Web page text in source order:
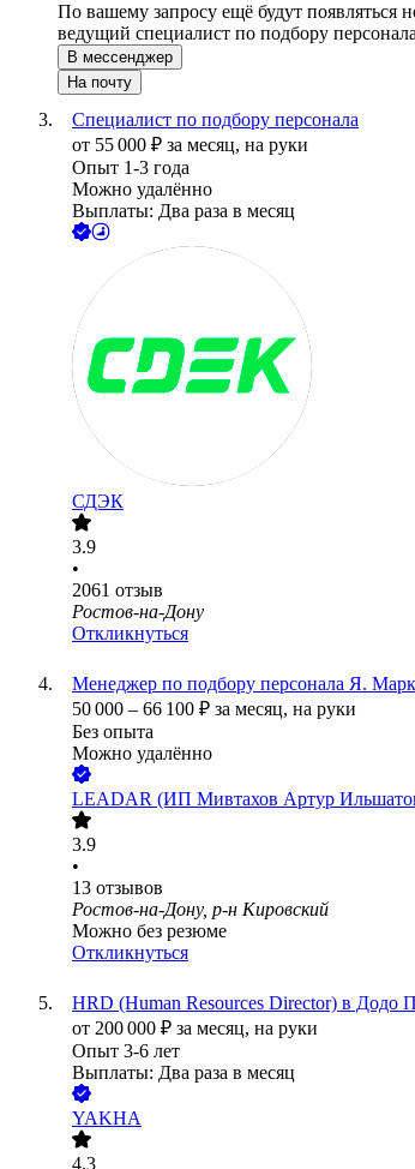
По вашему запросу ещё будут появляться
ведущий специалист по подбору персонала
В мессенджер
На почту
Специалист по подбору персонала
от 55 000 ₽ за месяц, на руки
Опыт 1-3 года
Можно удалённо
Выплаты: Два раза в месяц
СДЭК
3.9
•
2061 отзыв
Ростов-на-Дону
Откликнуться
Менеджер по подбору персонала Я.
50 000 – 66 100 ₽ за месяц, на руки
Без опыта
Можно удалённо
LEADAR (ИП Мивтахов Артур
3.9
•
13 отзывов
Ростов-на-Дону, р-н Кировский
Можно без резюме
Откликнуться
HRD (Human Resources Director) в Додо
от 200 000 ₽ за месяц, на руки
Опыт 3-6 лет
Выплаты: Два раза в месяц
YAKHA
4.3